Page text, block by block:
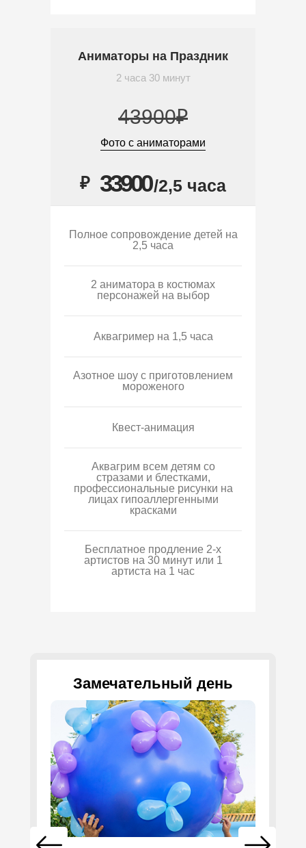
Аниматоры на Праздник
2 часа 30 минут
43900₽
Фото с аниматорами
₽ 33900/2,5 часа
Полное сопровождение детей на
2,5 часа
2 аниматора в костюмах
персонажей на выбор
Аквагример на 1,5 часа
Азотное шоу с приготовлением
мороженого
Квест-анимация
Аквагрим всем детям со
стразами и блестками,
профессиональные рисунки на
лицах гипоаллергенными
красками
Бесплатное продление 2-х
артистов на 30 минут или 1
артиста на 1 час
Замечательный день